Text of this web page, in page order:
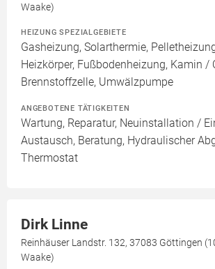
Waake)
HEIZUNG SPEZIALGEBIETE
Gasheizung, Solarthermie,
Heizkörper, Fußbodenheizung, Kamin /
Brennstoffzelle, Umwälzpumpe
ANGEBOTENE TÄTIGKEITEN
Wartung, Reparatur, Neuinstallation /
Austausch, Beratung, Hydraulischer
Thermostat
Dirk Linne
Reinhäuser Landstr. 132, 37083 Göttingen
Waake)